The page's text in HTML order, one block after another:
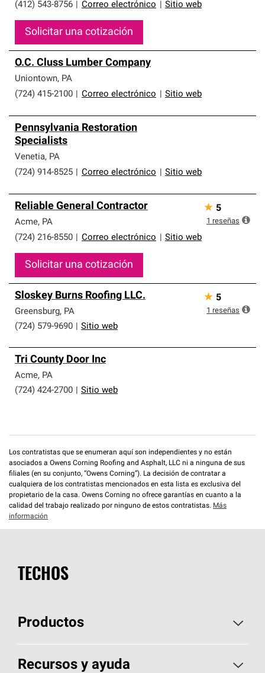
(412) 543-8756 Correo electrónico Sitio web
Solicitar una cotización
O.C. Cluss Lumber Company
Uniontown, PA
(724) 415-2100
Correo electrónico Sitio web
Pennsylvania Restoration
Specialists
Venetia, PA
(724) 914-8525
Correo electrónico Sitio web
Reliable General Contractor
Acme, PA
(724) 216-8550
Correo electrónico Sitio web
Solicitar una cotización
★ 5
1 reseñas
Sloskey Burns Roofing LLC.
Greensburg, PA
(724) 579-9690
Sitio web
★ 5
1 reseñas
Tri County Door Inc
Acme, PA
(724) 424-2700
Sitio web
Los contratistas que se enumeran aquí son independientes y no están
asociados a Owens Corning Roofing and Asphalt, LLC ni a ninguna de sus
filiales (en su conjunto, “Owens Corning”). La decisión de contratar a
cualquiera de los contratistas mencionados en esta lista es exclusiva del
propietario de la casa. Owens Corning no ofrece garantías en cuanto a la
calidad del trabajo realizado por ninguno de estos contratistas. Más
información
TECHOS
Productos
Elija sus tejas
Recursos y ayuda